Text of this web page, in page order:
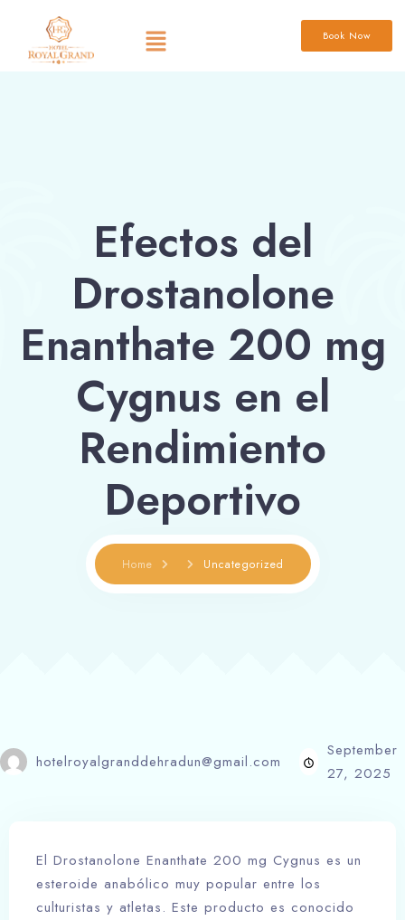
Book Now
Efectos del
Drostanolone
Enanthate 200 mg
Cygnus en el
Rendimiento
Deportivo
Home Uncategorized
hotelroyalgranddehradun@gmail.com
September
27, 2025
El Drostanolone Enanthate 200 mg Cygnus es un
esteroide anabólico muy popular entre los
culturistas y atletas. Este producto es conocido